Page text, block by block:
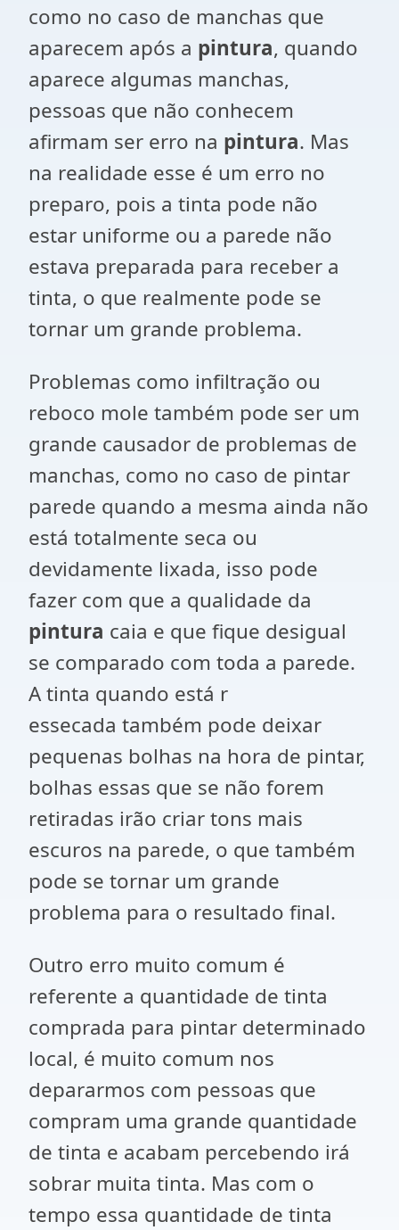
como no caso de manchas que
aparecem após a pintura, quando
aparece algumas manchas,
pessoas que não conhecem
afirmam ser erro na pintura. Mas
na realidade esse é um erro no
preparo, pois a tinta pode não
estar uniforme ou a parede não
estava preparada para receber a
tinta, o que realmente pode se
tornar um grande problema.
Problemas como infiltração ou
reboco mole também pode ser um
grande causador de problemas de
manchas, como no caso de pintar
parede quando a mesma ainda não
está totalmente seca ou
devidamente lixada, isso pode
fazer com que a qualidade da
pintura caia e que fique desigual
se comparado com toda a parede.
A tinta quando está r
essecada também pode deixar
pequenas bolhas na hora de pintar,
bolhas essas que se não forem
retiradas irão criar tons mais
escuros na parede, o que também
pode se tornar um grande
problema para o resultado final.
Outro erro muito comum é
referente a quantidade de tinta
comprada para pintar determinado
local, é muito comum nos
depararmos com pessoas que
compram uma grande quantidade
de tinta e acabam percebendo irá
sobrar muita tinta. Mas com o
tempo essa quantidade de tinta